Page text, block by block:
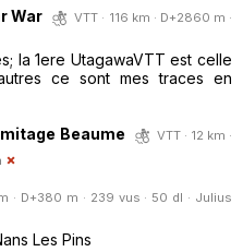
War
VTT · 116 km · D+2860 m ·
la 1ere UtagawaVTT est celle
ce sont mes traces en
Beaume
VTT · 12 km ·
· D+380 m · 239 vus · 50 dl · Julius
Les Pins